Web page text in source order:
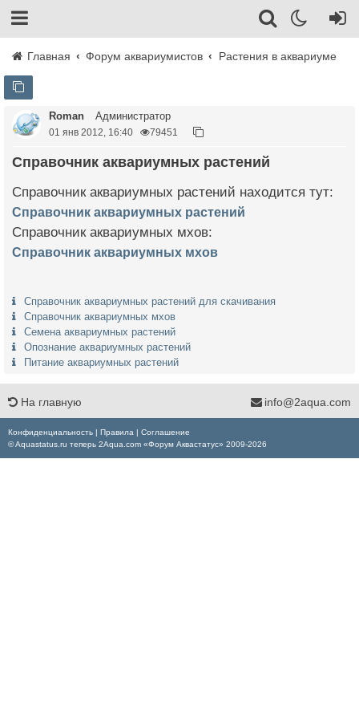
Главная Форум аквариумистов Растения в аквариуме
Roman Администратор
01 янв 2012, 16:40 79451
Справочник аквариумных растений
Справочник аквариумных растений находится тут:
Справочник аквариумных растений
Справочник аквариумных мхов:
Справочник аквариумных мхов
Справочник аквариумных растений для скачивания
Справочник аквариумных мхов
Семена аквариумных растений
Опознание аквариумных растений
Питание аквариумных растений
На главную info@2aqua.com
Конфиденциальность | Правила | Соглашение
© Aquastatus.ru теперь 2Aqua.com «Форум Аквастатус» 2009-2026